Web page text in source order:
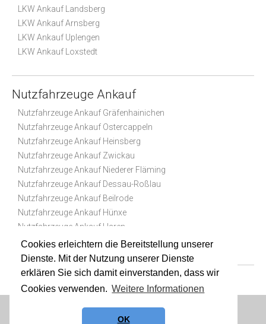
Cookies erleichtern die Bereitstellung unserer
Dienste. Mit der Nutzung unserer Dienste
erklären Sie sich damit einverstanden, dass wir
Cookies verwenden. Weitere Informationen
OK
LKW Ankauf Landsberg
LKW Ankauf Arnsberg
LKW Ankauf Uplengen
LKW Ankauf Loxstedt
Nutzfahrzeuge Ankauf
Nutzfahrzeuge Ankauf Gräfenhainichen
Nutzfahrzeuge Ankauf Ostercappeln
Nutzfahrzeuge Ankauf Heinsberg
Nutzfahrzeuge Ankauf Zwickau
Nutzfahrzeuge Ankauf Niederer Fläming
Nutzfahrzeuge Ankauf Dessau-Roßlau
Nutzfahrzeuge Ankauf Beilrode
Nutzfahrzeuge Ankauf Hünxe
Nutzfahrzeuge Ankauf Haren
Nutzfahrzeuge Ankauf Stuttgart
|Impressum